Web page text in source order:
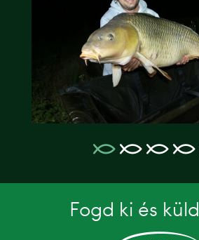
Fogd ki és